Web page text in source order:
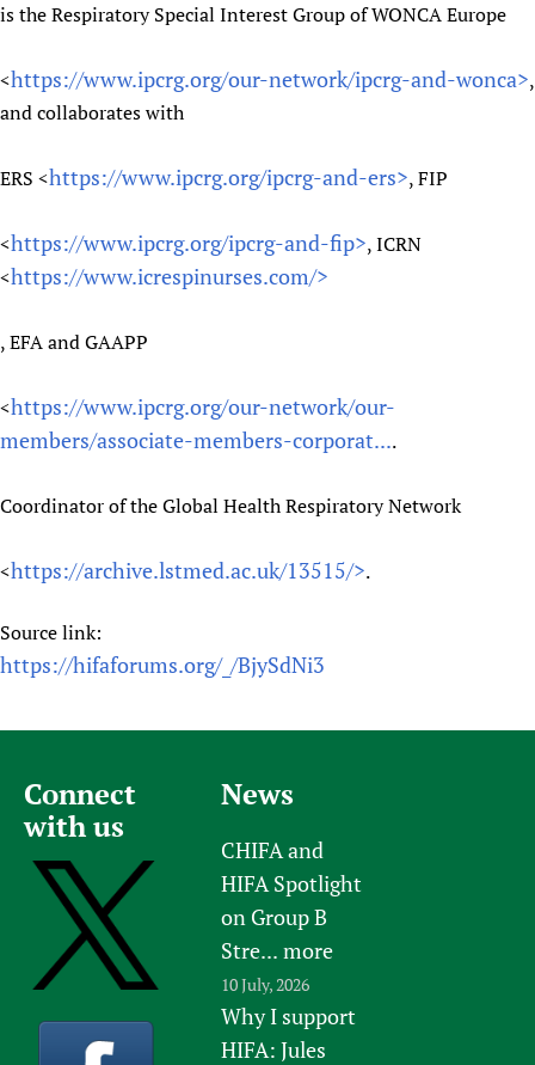
is the Respiratory Special Interest Group of WONCA Europe
<https://www.ipcrg.org/our-network/ipcrg-and-wonca>,
and collaborates with
ERS <https://www.ipcrg.org/ipcrg-and-ers>, FIP
<https://www.ipcrg.org/ipcrg-and-fip>, ICRN
<https://www.icrespinurses.com/>
, EFA and GAAPP
<https://www.ipcrg.org/our-network/our-
members/associate-members-corporat....
Coordinator of the Global Health Respiratory Network
<https://archive.lstmed.ac.uk/13515/>.
Source link:
https://hifaforums.org/_/BjySdNi3
Connect
with us
News
CHIFA and
HIFA Spotlight
on Group B
Stre... more
10 July, 2026
Why I support
HIFA: Jules